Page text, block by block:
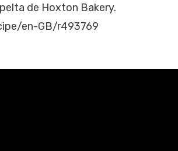
de Hoxton Bakery.
en-GB/r493769